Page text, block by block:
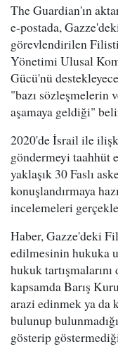
The Guardian'ın
e-postada,
görevlendirilen
Yönetimi Ulusal
Gücü'nü
"bazı sözleşmelerin
aşamaya geldiği"
2020'de İsrail ile
göndermeyi taahhüt
yaklaşık 30 Faslı
konuşlandırmaya
incelemeleri
Haber, Gazze'deki
edilmesinin hukuka
hukuk
kapsamda Barış
arazi edinmek ya
bulunup
gösterip